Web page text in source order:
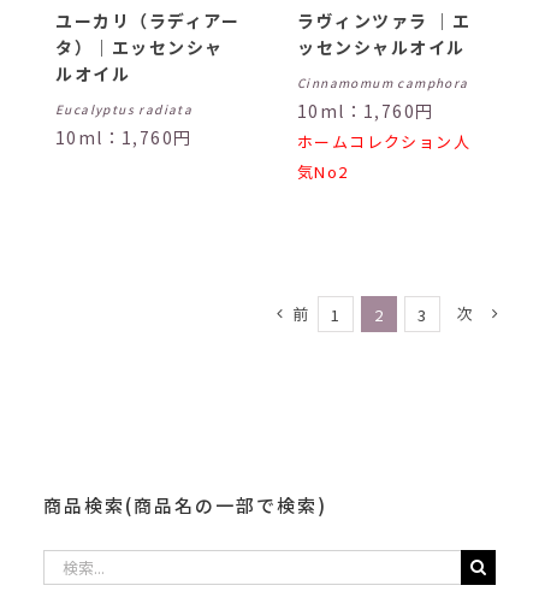
ユーカリ（ラディアー
タ）｜エッセンシャ
ルオイル
Eucalyptus radiata
10ml：1,760円
ラヴィンツァラ ｜エ
ッセンシャルオイル
Cinnamomum camphora
10ml：1,760円
ホームコレクション人
気No2
前 1 2 3 次
商品検索(商品名の一部で検索)